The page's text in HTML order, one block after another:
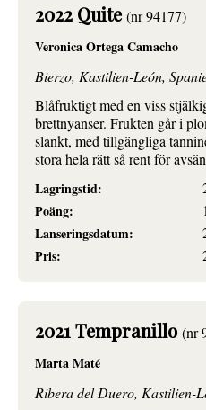
2022 Quite (nr 94177)
Veronica Ortega Camacho
Bierzo, Kastilien-León,
Blåfruktigt med en viss
brettnyanser. Frukten går i
slankt, med tillgängliga
stora hela rätt så rent för
Lagringstid:
Poäng:
Lanseringsdatum:
Pris:
2021 Tempranillo (nr
Marta Maté
Ribera del Duero, Kastilien-